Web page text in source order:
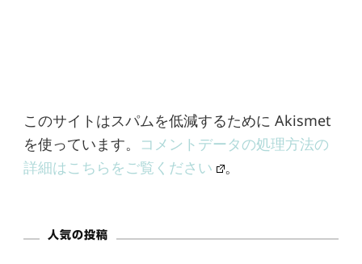
このサイトはスパムを低減するために Akismet
を使っています。
コメントデータの処理方法の
詳細はこちらをご覧ください
。
人気の投稿